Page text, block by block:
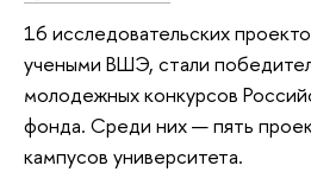
16 исследовательских
учеными ВШЭ, стали
молодежных конкурсов
фонда. Среди них — пять
кампусов университета.